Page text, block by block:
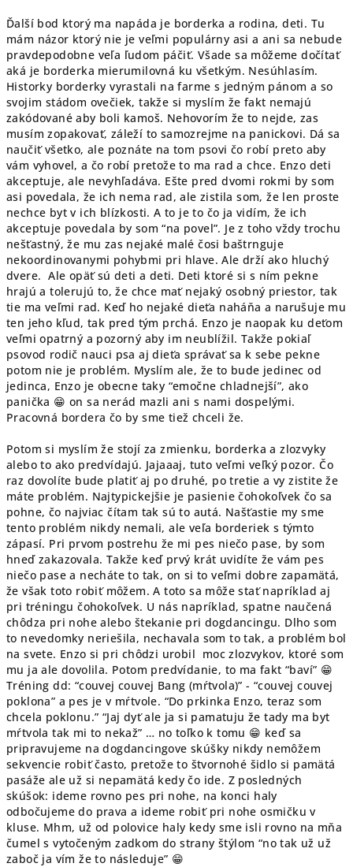
Ďalší bod ktorý ma napáda je borderka a rodina, deti. Tu
mám názor ktorý nie je veľmi populárny asi a ani sa nebude
pravdepodobne veľa ľudom páčiť. Všade sa môžeme dočítať
aká je borderka mierumilovná ku všetkým. Nesúhlasím.
Historky borderky vyrastali na farme s jedným pánom a so
svojim stádom ovečiek, takže si myslím že fakt nemajú
zakódované aby boli kamoš. Nehovorím že to nejde, zas
musím zopakovať, záleží to samozrejme na panickovi. Dá sa
naučiť všetko, ale poznáte na tom psovi čo robí preto aby
vám vyhovel, a čo robí pretože to ma rad a chce. Enzo deti
akceptuje, ale nevyhľadáva. Ešte pred dvomi rokmi by som
asi povedala, že ich nema rad, ale zistila som, že len proste
nechce byt v ich blízkosti. A to je to čo ja vidím, že ich
akceptuje povedala by som “na povel”. Je z toho vždy trochu
nešťastný, že mu zas nejaké malé čosi baštrnguje
nekoordinovanymi pohybmi pri hlave. Ale drží ako hluchý
dvere. Ale opäť sú deti a deti. Deti ktoré si s ním pekne
hrajú a tolerujú to, že chce mať nejaký osobný priestor, tak
tie ma veľmi rad. Keď ho nejaké dieťa naháňa a narušuje mu
ten jeho kľud, tak pred tým prchá. Enzo je naopak ku deťom
veľmi opatrný a pozorný aby im neublížil. Takže pokiaľ
psovod rodič nauci psa aj dieťa správať sa k sebe pekne
potom nie je problém. Myslím ale, že to bude jedinec od
jedinca, Enzo je obecne taky “emočne chladnejší”, ako
panička 😁 on sa nerád mazli ani s nami dospelými.
Pracovná bordera čo by sme tiež chceli že.
Potom si myslím že stojí za zmienku, borderka a zlozvyky
alebo to ako predvídajú. Jajaaaj, tuto veľmi veľký pozor. Čo
raz dovolíte bude platiť aj po druhé, po tretie a vy zistite že
máte problém. Najtypickejšie je pasienie čohokoľvek čo sa
pohne, čo najviac čítam tak sú to autá. Našťastie my sme
tento problém nikdy nemali, ale veľa borderiek s týmto
zápasí. Pri prvom postrehu že mi pes niečo pase, by som
hneď zakazovala. Takže keď prvý krát uvidíte že vám pes
niečo pase a necháte to tak, on si to veľmi dobre zapamätá,
že však toto robiť môžem. A toto sa môže stať napríklad aj
pri tréningu čohokoľvek. U nás napríklad, spatne naučená
chôdza pri nohe alebo štekanie pri dogdancingu. Dlho som
to nevedomky neriešila, nechavala som to tak, a problém bol
na svete. Enzo si pri chôdzi urobil moc zlozvykov, ktoré som
mu ja ale dovolila. Potom predvídanie, to ma fakt “baví” 😁
Tréning dd: “couvej couvej Bang (mŕtvola)” - “couvej couvej
poklona” a pes je v mŕtvole. “Do prkinka Enzo, teraz som
chcela poklonu.” “Jaj dyť ale ja si pamatuju že tady ma byt
mŕtvola tak mi to nekaž” … no toľko k tomu 😁 keď sa
pripravujeme na dogdancingove skúšky nikdy nemôžem
sekvencie robiť často, pretože to štvornohé šidlo si pamätá
pasáže ale už si nepamätá kedy čo ide. Z posledných
skúšok: ideme rovno pes pri nohe, na konci haly
odbočujeme do prava a ideme robiť pri nohe osmičku v
kluse. Mhm, už od polovice haly kedy sme isli rovno na mňa
čumel s vytočeným zadkom do strany štýlom “no tak už už
zaboč ja vím že to následuje” 😁